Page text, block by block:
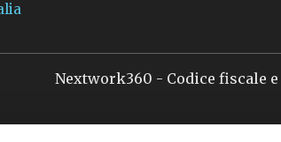
Nextwork360 - Codice fiscale e